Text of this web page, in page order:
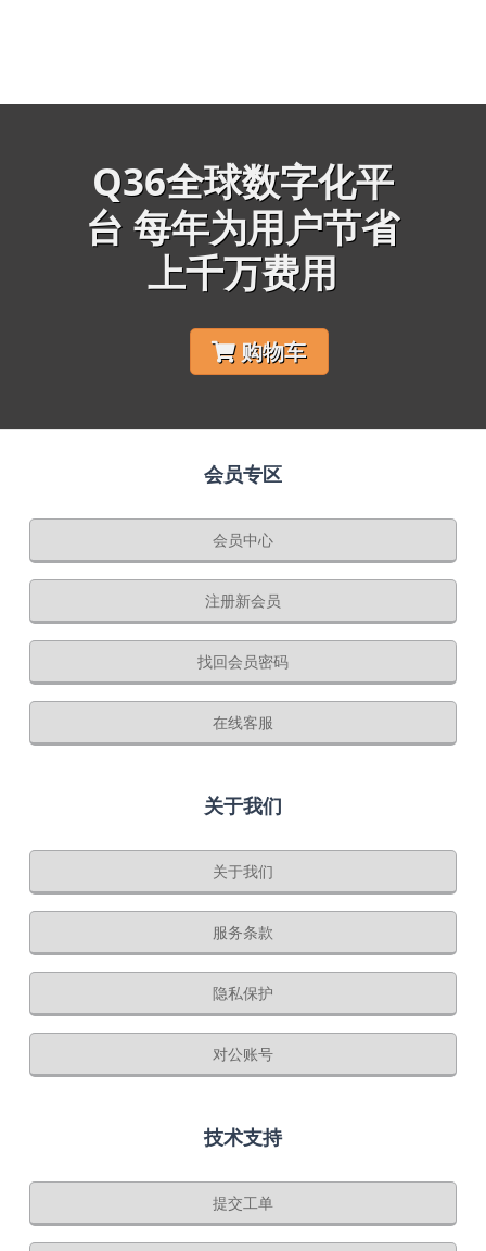
Q36全球数字化平
台 每年为用户节省
上千万费用
购物车
会员专区
会员中心
注册新会员
找回会员密码
在线客服
关于我们
关于我们
服务条款
隐私保护
对公账号
技术支持
提交工单